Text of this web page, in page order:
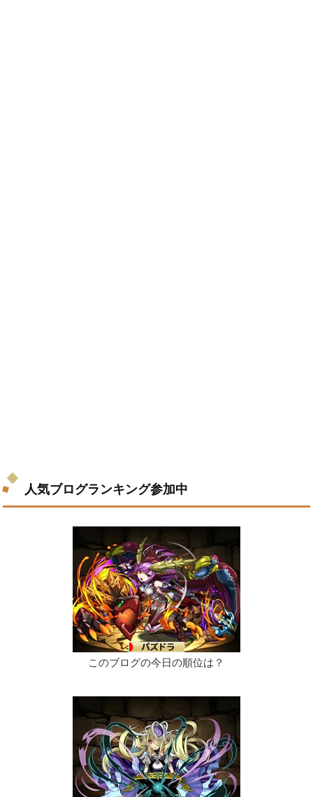
人気ブログランキング参加中
このブログの今日の順位は？